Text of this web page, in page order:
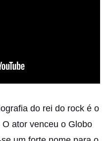
do rei do rock é o
O ator venceu o Globo